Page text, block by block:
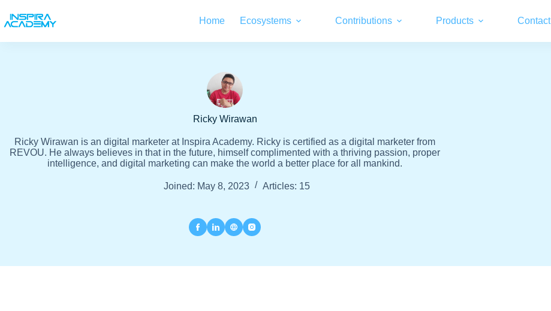
content
Home Ecosystems Contributions Products Contact
Ricky Wirawan
Ricky Wirawan is an digital marketer at Inspira Academy. Ricky is certified as a digital marketer from
REVOU. He always believes in that in the future, himself complimented with a thriving passion, proper
intelligence, and digital marketing can make the world a better place for all mankind.
Joined: May 8, 2023 Articles: 15